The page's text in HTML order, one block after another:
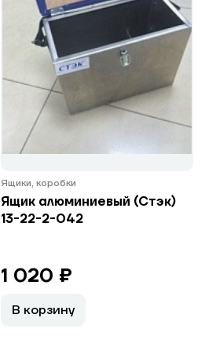
Ящики, коробки
Ящик алюминиевый (Стэк)
13-22-2-042
1 020 ₽
В корзину